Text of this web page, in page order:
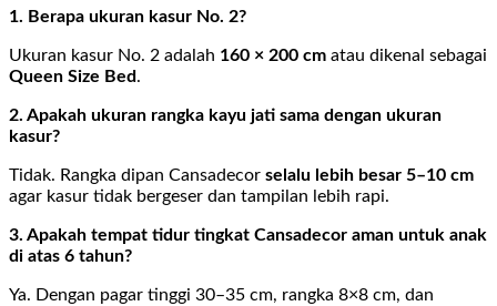
1. Berapa ukuran kasur No. 2?
Ukuran kasur No. 2 adalah 160 × 200 cm atau dikenal sebagai
Queen Size Bed.
2. Apakah ukuran rangka kayu jati sama dengan ukuran
kasur?
Tidak. Rangka dipan Cansadecor selalu lebih besar 5–10 cm
agar kasur tidak bergeser dan tampilan lebih rapi.
3. Apakah tempat tidur tingkat Cansadecor aman untuk anak
di atas 6 tahun?
Ya. Dengan pagar tinggi 30–35 cm, rangka 8×8 cm, dan